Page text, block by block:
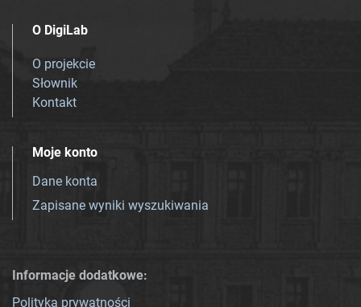
O DigiLab
O projekcie
Słownik
Kontakt
Moje konto
Dane konta
Zapisane wyniki wyszukiwania
Informacje dodatkowe:
Polityka prywatności